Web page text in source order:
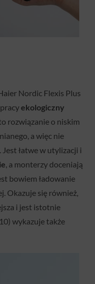
Nordic Flexis Plus
ekologiczny
rozwiązanie o niskim
a więc nie
łatwe w utylizacji i
, a monterzy doceniają
bowiem ładowanie
Okazuje się również,
i jest istotnie
wykazuje także